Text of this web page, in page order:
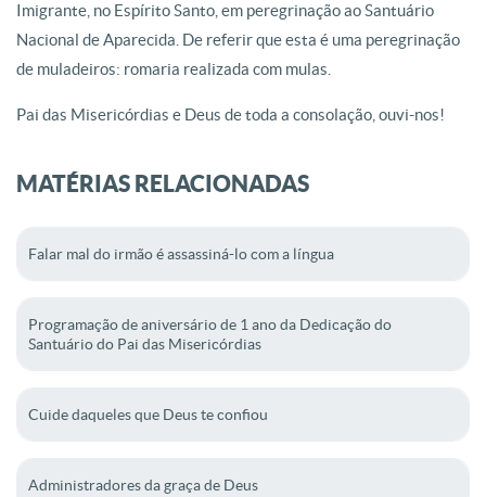
Imigrante, no Espírito Santo, em peregrinação ao Santuário
Nacional de Aparecida. De referir que esta é uma peregrinação
de muladeiros: romaria realizada com mulas.
Pai das Misericórdias e Deus de toda a consolação, ouvi-nos!
MATÉRIAS RELACIONADAS
Falar mal do irmão é assassiná-lo com a língua
Programação de aniversário de 1 ano da Dedicação do
Santuário do Pai das Misericórdias
Cuide daqueles que Deus te confiou
Administradores da graça de Deus